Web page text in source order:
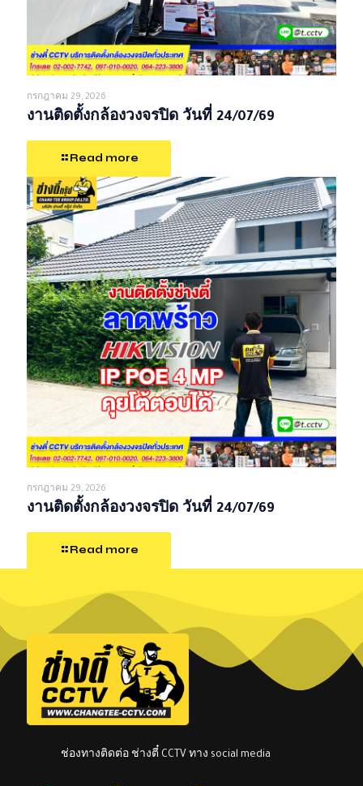
กรกฎาคม 29, 2026
งานติดตั้งกล้องวงจรปิด วันที่ 24/07/69
Read more
กรกฎาคม 29, 2026
งานติดตั้งกล้องวงจรปิด วันที่ 24/07/69
Read more
ช่องทางติดต่อ ช่างตี๋ CCTV ทาง social media